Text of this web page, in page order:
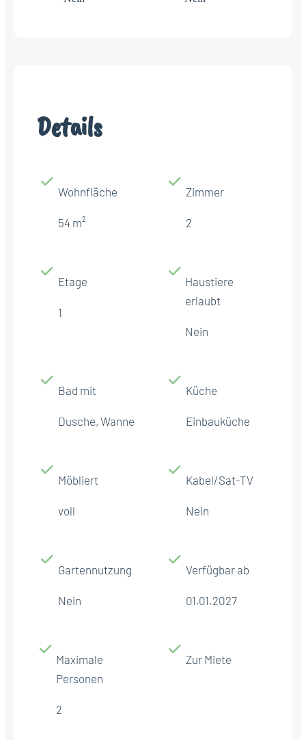
Details
Wohnfläche
54 m²
Zimmer
2
Etage
1
Haustiere
erlaubt
Nein
Bad mit
Dusche, Wanne
Küche
Einbauküche
Möbliert
voll
Kabel/Sat-TV
Nein
Gartennutzung
Nein
Verfügbar ab
01.01.2027
Maximale
Personen
2
Zur Miete